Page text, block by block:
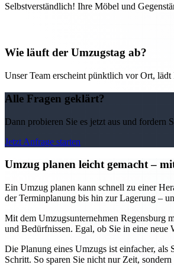
Selbstverständlich! Ihre Möbel und
Wie läuft der Umzugstag ab?
Unser Team erscheint pünktlich vor Ort,
Alle Fragen geklärt?
Dann probieren Sie es jetzt aus und
Jetzt Anfrage starten
Umzug planen leicht gemacht –
Ein Umzug planen kann schnell zu einer
der Terminplanung bis hin zur Lagerung –
Mit dem Umzugsunternehmen Regensburg
und Bedürfnissen. Egal, ob Sie in eine neue
Die Planung eines Umzugs ist einfacher,
Schritt. So sparen Sie nicht nur Zeit,